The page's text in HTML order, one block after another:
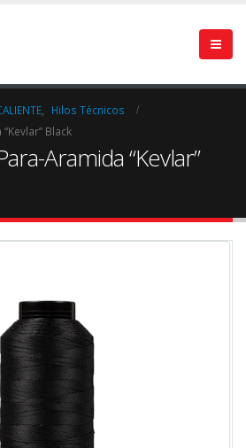
Hilos Técnicos
Black
Aramida “Kevlar”